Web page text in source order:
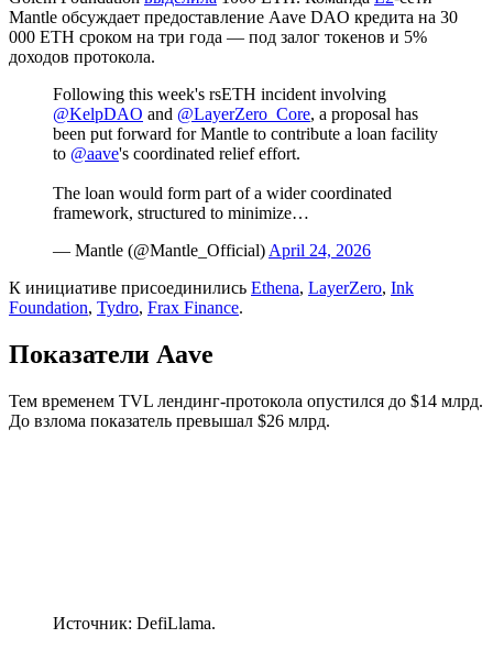
Mantle обсуждает предоставление Aave DAO кредита на 30
000 ETH сроком на три года — под залог токенов и 5%
доходов протокола.
Following this week's rsETH incident involving
@KelpDAO and @LayerZero_Core, a proposal has
been put forward for Mantle to contribute a loan facility
to @aave's coordinated relief effort.
The loan would form part of a wider coordinated
framework, structured to minimize…
— Mantle (@Mantle_Official) April 24, 2026
К инициативе присоединились Ethena, LayerZero, Ink
Foundation, Tydro, Frax Finance.
Показатели Aave
Тем временем TVL лендинг-протокола опустился до $14 млрд.
До взлома показатель превышал $26 млрд.
Источник: DefiLlama.